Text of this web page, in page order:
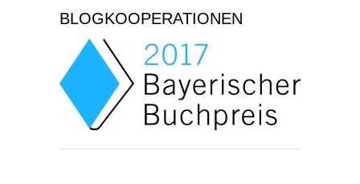
BLOGKOOPERATIONEN